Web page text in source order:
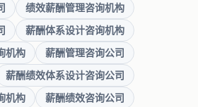
绩效薪酬管理咨询机构
薪酬体系设计咨询机构
机构
薪酬管理咨询公司
薪酬绩效体系设计咨询公司
机构
薪酬绩效咨询公司